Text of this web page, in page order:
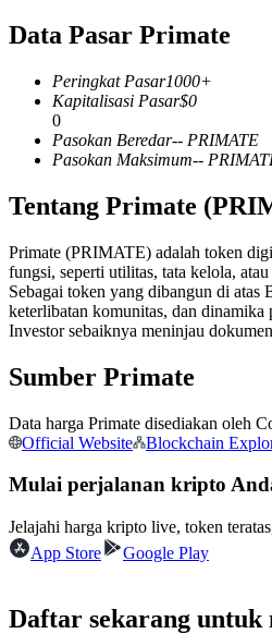
Mata Uang Kripto Berjangka
TradFi
Derivatif saham, forex, logam
USDC Berjangka
Data Pasar Primate
Peringkat Pasar1000+
Kapitalisasi Pasar$0
0
Pasokan Beredar-- PRIMATE
Pasokan Maksimum--
Tentang Primate
Primate (PRIMATE) adalah token
fungsi, seperti utilitas, tata kelola,
Sebagai token yang dibangun di atas
keterlibatan komunitas, dan dinamika
Investor sebaiknya meninjau
Sumber Primate
Data harga Primate disediakan oleh
Official Website
Blockchain
Mulai perjalanan kripto
Jelajahi harga kripto live, token
App Store
Google Play
Daftar sekarang untuk